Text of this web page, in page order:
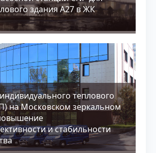
здания А27 в ЖК
теплового
на Московском зеркальном
и стабильности